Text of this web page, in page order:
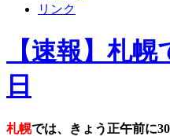
リンク
【速報】札
日
札幌では、きょう正午前に30